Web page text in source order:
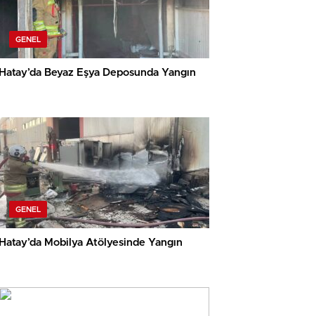
GENEL
Hatay’da Beyaz Eşya Deposunda Yangın
GENEL
Hatay’da Mobilya Atölyesinde Yangın